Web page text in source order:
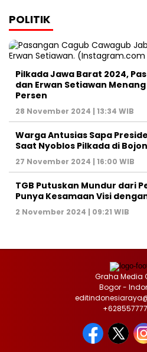
POLITIK
Pilkada Jawa Barat 2024,
dan Erwan Setiawan
Persen
28 November 2024 | 13:34 WIB
Warga Antusias Sapa
Saat Nyoblos Pilkada di
27 November 2024 | 16:00 WIB
TGB Putuskan Mundur dari
Punya Kesamaan Visi
2 November 2024 | 09:21 WIB
Graha Media
Bogor -